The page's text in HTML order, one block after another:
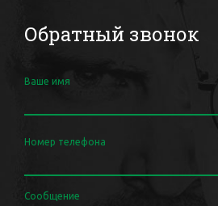
Обратный звонок
Ваше имя
Номер телефона
Сообщение